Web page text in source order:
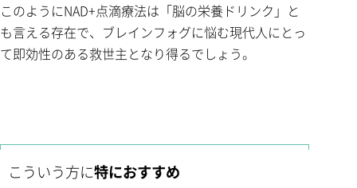
このようにNAD+点滴療法は「脳の栄養ドリンク」と
も言える存在で、ブレインフォグに悩む現代人にとっ
て即効性のある救世主となり得るでしょう。
こういう方に特におすすめ